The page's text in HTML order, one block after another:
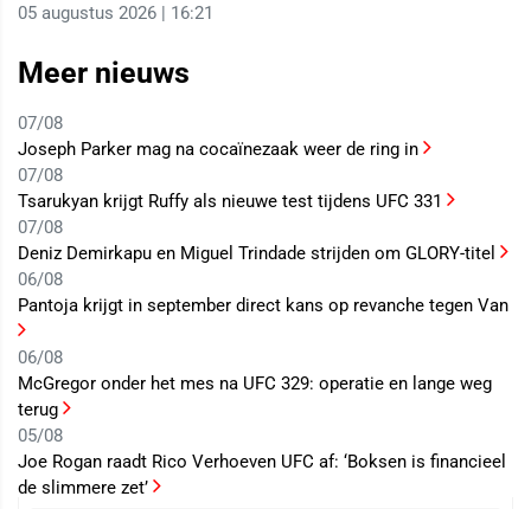
05 augustus 2026 | 16:21
Meer nieuws
07/08
Joseph Parker mag na cocaïnezaak weer de ring in
07/08
Tsarukyan krijgt Ruffy als nieuwe test tijdens UFC 331
07/08
Deniz Demirkapu en Miguel Trindade strijden om GLORY-titel
06/08
Pantoja krijgt in september direct kans op revanche tegen Van
06/08
McGregor onder het mes na UFC 329: operatie en lange weg
terug
05/08
Joe Rogan raadt Rico Verhoeven UFC af: ‘Boksen is financieel
de slimmere zet’